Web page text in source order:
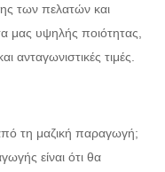
των πελατών και
μας υψηλής ποιότητας,
τιμές.
τη μαζική παραγωγή;
είναι ότι θα